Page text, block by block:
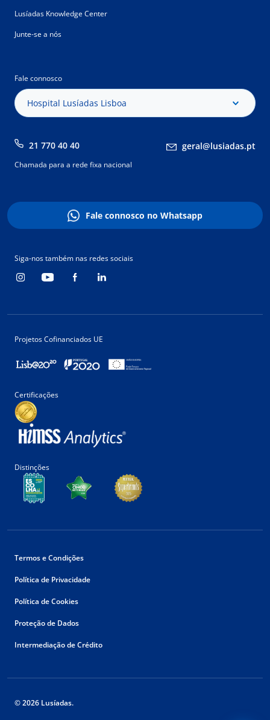
Lusíadas Knowledge Center
Junte-se a nós
Fale connosco
Hospital Lusíadas Lisboa
21 770 40 40 geral@lusiadas.pt
Chamada para a rede fixa nacional
Fale connosco no Whatsapp
Siga-nos também nas redes sociais
Projetos Cofinanciados UE
Certificações
Distinções
Termos e Condições
Política de Privacidade
Política de Cookies
Proteção de Dados
Intermediação de Crédito
© 2026 Lusíadas.